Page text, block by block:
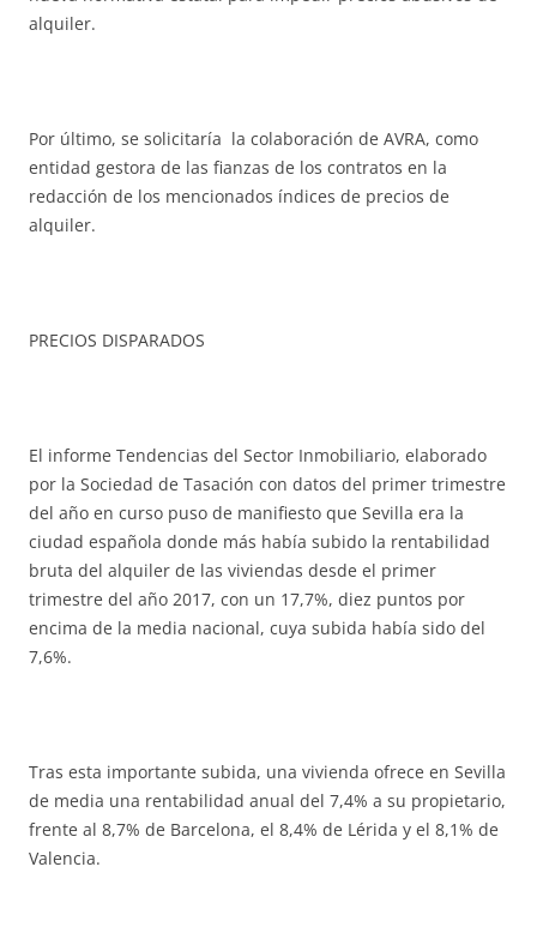
alquiler.
Por último, se solicitaría la colaboración de AVRA, como
entidad gestora de las fianzas de los contratos en la
redacción de los mencionados índices de precios de
alquiler.
PRECIOS DISPARADOS
El informe Tendencias del Sector Inmobiliario, elaborado
por la Sociedad de Tasación con datos del primer trimestre
del año en curso puso de manifiesto que Sevilla era la
ciudad española donde más había subido la rentabilidad
bruta del alquiler de las viviendas desde el primer
trimestre del año 2017, con un 17,7%, diez puntos por
encima de la media nacional, cuya subida había sido del
7,6%.
Tras esta importante subida, una vivienda ofrece en Sevilla
de media una rentabilidad anual del 7,4% a su propietario,
frente al 8,7% de Barcelona, el 8,4% de Lérida y el 8,1% de
Valencia.